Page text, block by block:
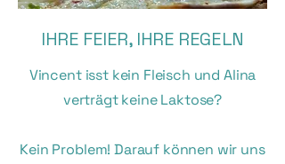
IHRE FEIER, IHRE REGELN
Vincent isst kein Fleisch und Alina
verträgt keine Laktose?
Kein Problem! Darauf können wir uns